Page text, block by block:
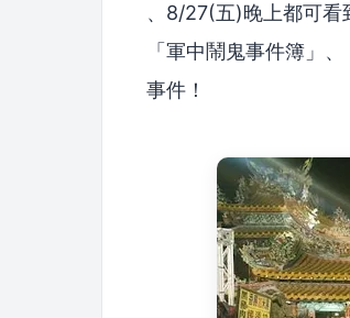
、8/27(五)晚上都可看
「軍中鬧鬼事件簿」
事件！